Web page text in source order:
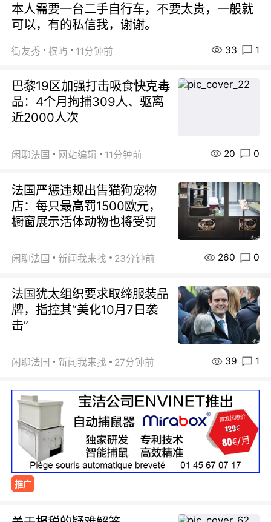
本人需要一台二手自行车，不要太贵，一般就
可以，有的私信我，谢谢。
街友秀 槟屿 11分钟前 33 1
巴黎19区加强打击吸食快克毒
品：4个月拘捕309人、驱离
近2000人次
闲聊法国 网站编辑 11分钟前 20 0
法国严惩违规出售猫狗宠物
店：每只最高罚1500欧元，
橱窗展示活体动物也将受罚
闲聊法国 新闻我来找 23分钟前 260 0
法国犹太组织要求取缔服装品
牌，指控其“美化10月7日袭
击”
闲聊法国 新闻我来找 27分钟前 39 1
推广